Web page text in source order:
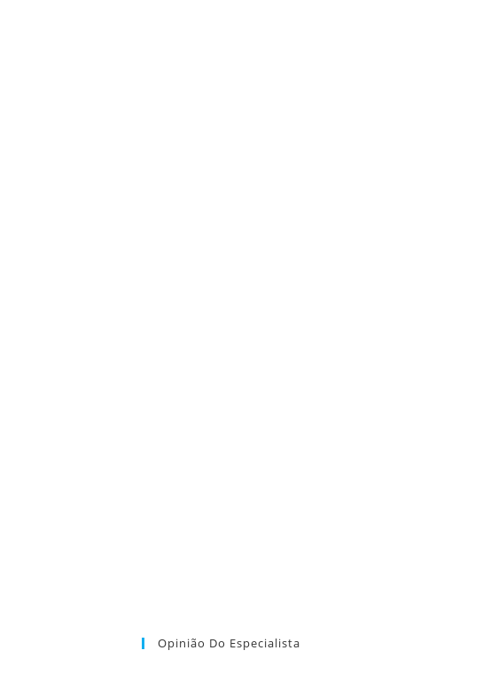
Opinião Do Especialista